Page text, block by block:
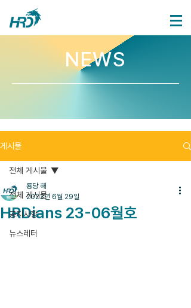
NEWS
게시물
전체 게시물
공지사항
뉴스레터
전체 게시물
HRDians 23-06월호
룡당 해
2023년 6월 29일